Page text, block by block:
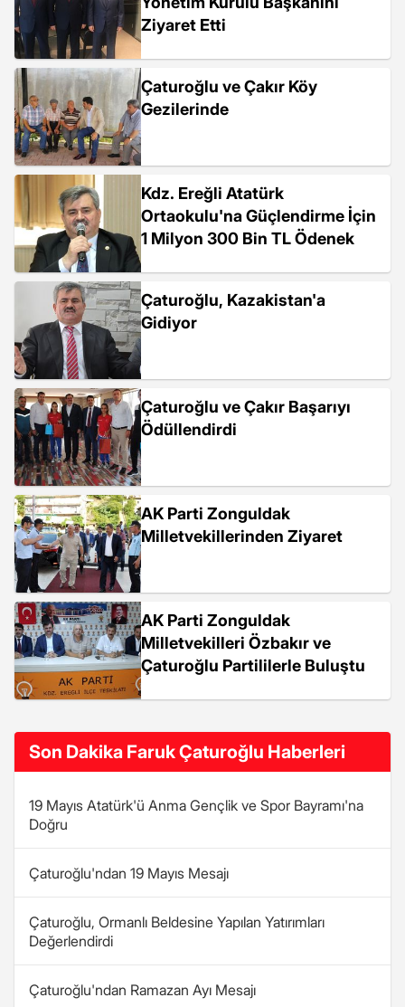
Ziyaret Etti
Çaturoğlu ve Çakır Köy
Gezilerinde
Kdz. Ereğli Atatürk
Ortaokulu'na Güçlendirme İçin
1 Milyon 300 Bin TL Ödenek
Çaturoğlu, Kazakistan'a
Gidiyor
Çaturoğlu ve Çakır Başarıyı
Ödüllendirdi
AK Parti Zonguldak
Milletvekillerinden Ziyaret
AK Parti Zonguldak
Milletvekilleri Özbakır ve
Çaturoğlu Partililerle Buluştu
Son Dakika Faruk Çaturoğlu Haberleri
19 Mayıs Atatürk'ü Anma Gençlik ve Spor Bayramı'na
Doğru
Çaturoğlu'ndan 19 Mayıs Mesajı
Çaturoğlu, Ormanlı Beldesine Yapılan Yatırımları
Değerlendirdi
Çaturoğlu'ndan Ramazan Ayı Mesajı